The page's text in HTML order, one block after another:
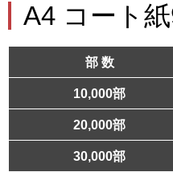
A4 コート
部 数
10,000部
20,000部
30,000部